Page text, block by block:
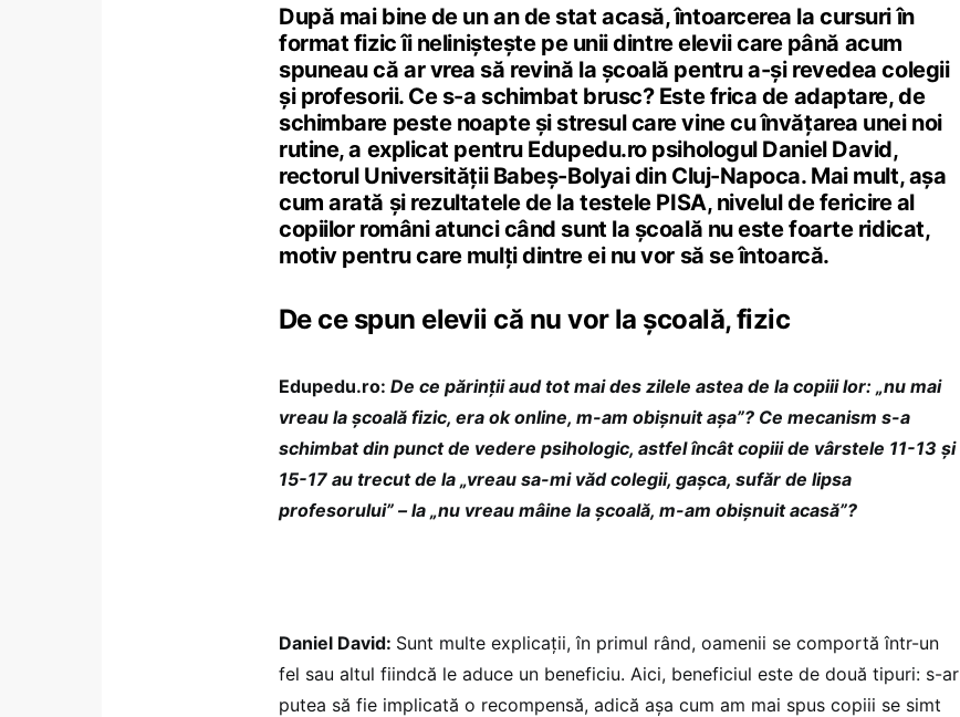
După mai bine de un an de stat acasă, întoarcerea la cursuri în
format fizic îi neliniștește pe unii dintre elevii care până acum
spuneau că ar vrea să revină la școală pentru a-și revedea colegii
și profesorii. Ce s-a schimbat brusc? Este frica de adaptare, de
schimbare peste noapte și stresul care vine cu învățarea unei noi
rutine, a explicat pentru Edupedu.ro psihologul Daniel David,
rectorul Universității Babeș-Bolyai din Cluj-Napoca. Mai mult, așa
cum arată și rezultatele de la testele PISA, nivelul de fericire al
copiilor români atunci când sunt la școală nu este foarte ridicat,
motiv pentru care mulți dintre ei nu vor să se întoarcă.
De ce spun elevii că nu vor la școală, fizic
Edupedu.ro: De ce părinții aud tot mai des zilele astea de la copiii lor: „nu mai
vreau la școală fizic, era ok online, m-am obișnuit așa”? Ce mecanism s-a
schimbat din punct de vedere psihologic, astfel încât copiii de vârstele 11-13 și
15-17 au trecut de la „vreau sa-mi văd colegii, gașca, sufăr de lipsa
profesorului” – la „nu vreau mâine la școală, m-am obișnuit acasă”?
Daniel David: Sunt multe explicații, în primul rând, oamenii se comportă într-un
fel sau altul fiindcă le aduce un beneficiu. Aici, beneficiul este de două tipuri: s-ar
putea să fie implicată o recompensă, adică așa cum am mai spus copiii se simt